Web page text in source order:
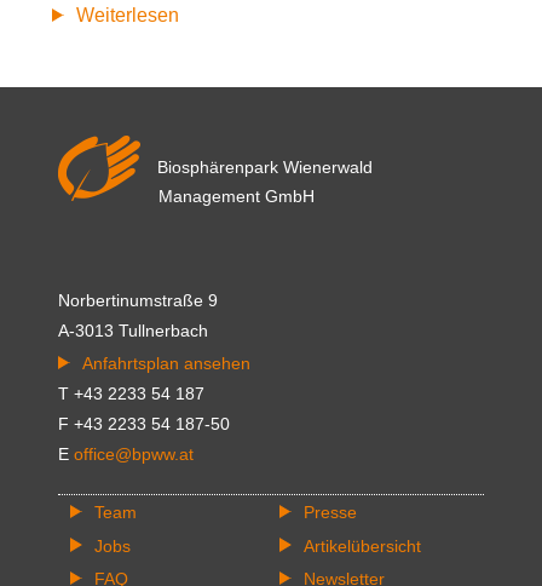
Weiterlesen
Kernzone
Biosphärenpark Wienerwald
Management GmbH
Norbertinumstraße 9
A-3013 Tullnerbach
Anfahrtsplan ansehen
T +43 2233 54 187
F +43 2233 54 187-50
E office@bpww.at
Team
Jobs
FAQ
Presse
Artikelübersicht
Newsletter